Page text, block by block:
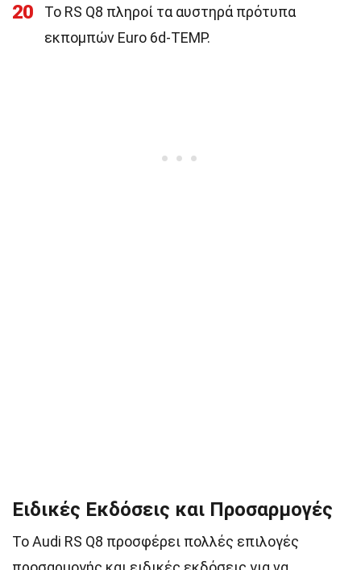
20
Το RS Q8 πληροί τα αυστηρά πρότυπα
εκπομπών Euro 6d-TEMP.
Ειδικές Εκδόσεις και Προσαρμογές
Το Audi RS Q8 προσφέρει πολλές επιλογές